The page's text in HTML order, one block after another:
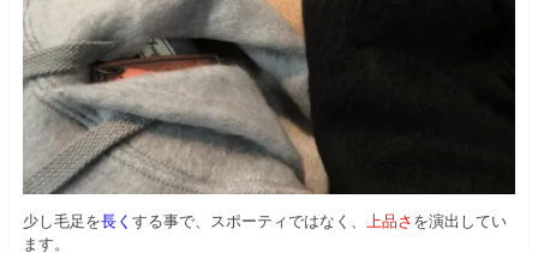
少し毛足を長く する事で、スポーティではなく、 上品さを演出してい
ます。